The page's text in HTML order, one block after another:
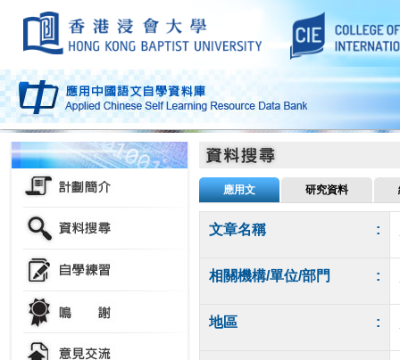
應用文 研究資料
文章名稱 :
相關機構/單位/部門 :
地區 :